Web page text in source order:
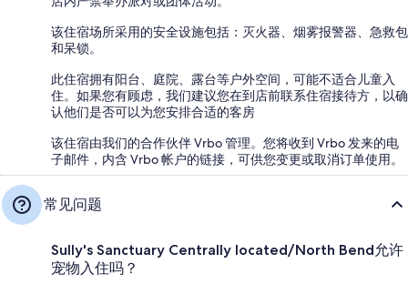
该住宿场所采用的安全设施包括：灭火器、烟雾报警器、急救包
和呆锁。
此住宿拥有阳台、庭院、露台等户外空间，可能不适合儿童入
住。如果您有顾虑，我们建议您在到店前联系住宿接待方，以确
认他们是否可以为您安排合适的客房
该住宿由我们的合作伙伴 Vrbo 管理。您将收到 Vrbo 发来的电
子邮件，内含 Vrbo 帐户的链接，可供您变更或取消订单使用。
常见问题
Sully's Sanctuary Centrally located/North Bend允许
宠物入住吗？